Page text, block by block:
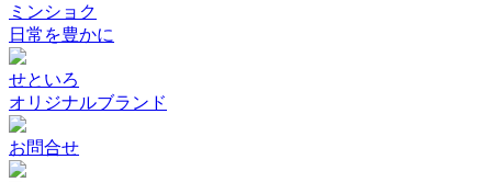
ミンショク
日常を豊かに
せといろ
オリジナルブランド
お問合せ